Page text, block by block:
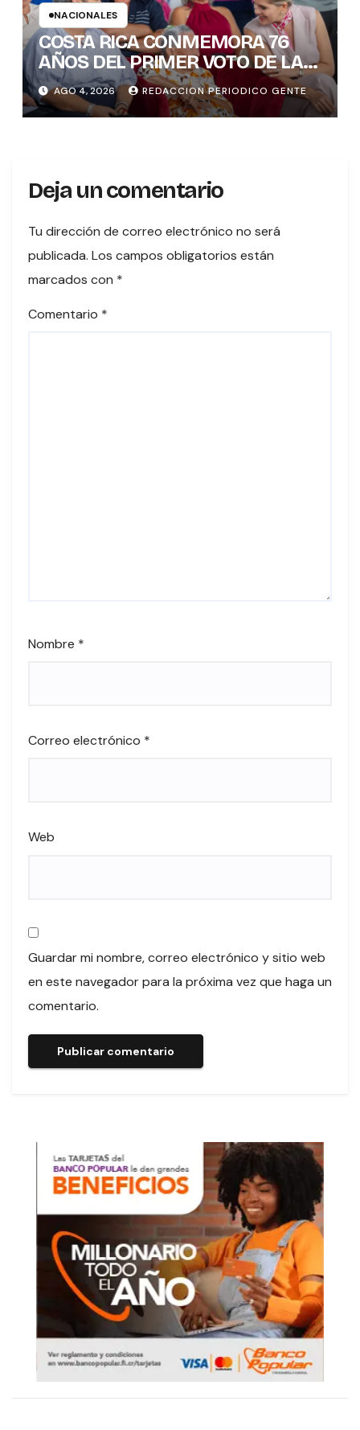
NACIONALES
COSTA RICA CONMEMORA 76
AÑOS DEL PRIMER VOTO DE LAS
MUJERES , INAMU BRINDA
HOMENAJE A UNA DE LAS
PRIMERAS MUJERES VOTANTES
AGO 4, 2026 REDACCION PERIODICO GENTE
Deja un comentario
Tu dirección de correo electrónico no será
publicada. Los campos obligatorios están
marcados con *
Comentario *
Nombre *
Correo electrónico *
Web
Guardar mi nombre, correo electrónico y sitio web
en este navegador para la próxima vez que haga un
comentario.